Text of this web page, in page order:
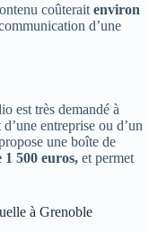
coûterait environ
d’une
est très demandé à
entreprise ou d’un
une boîte de
500 euros, et permet
à Grenoble